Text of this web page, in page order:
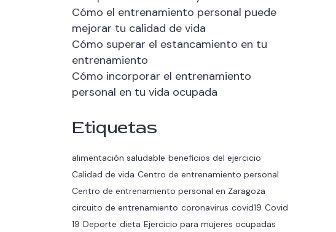
Cómo el entrenamiento personal puede
mejorar tu calidad de vida
Cómo superar el estancamiento en tu
entrenamiento
Cómo incorporar el entrenamiento
personal en tu vida ocupada
Etiquetas
alimentación saludable beneficios del ejercicio
Calidad de vida Centro de entrenamiento personal
Centro de entrenamiento personal en Zaragoza
circuito de entrenamiento coronavirus covid19 Covid
19 Deporte dieta Ejercicio para mujeres ocupadas